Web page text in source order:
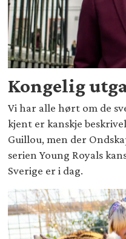
Kongelig
Vi har alle hørt om de
kjent er kanskje
Guillou, men der
serien Young Royals
Sverige er i dag.